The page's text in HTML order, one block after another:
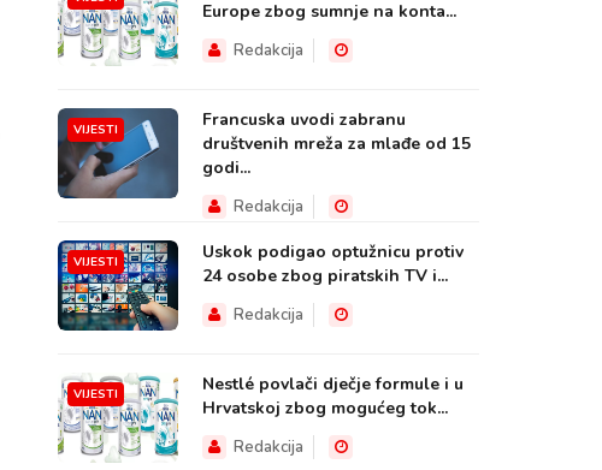
Europe zbog sumnje na konta...
Redakcija
VIJESTI
Francuska uvodi zabranu
društvenih mreža za mlađe od 15
godi...
Redakcija
VIJESTI
Uskok podigao optužnicu protiv
24 osobe zbog piratskih TV i...
Redakcija
VIJESTI
Nestlé povlači dječje formule i u
Hrvatskoj zbog mogućeg tok...
Redakcija